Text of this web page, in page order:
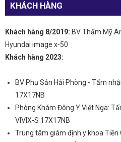
KHÁCH HÀNG
Khách hàng 8/2019: BV Thẩm Mỹ
Hyundai image x-50
Khách hàng 2023:
BV Phụ Sản Hải Phòng - Tấm
17X17NB
Phòng Khám Đông Y Việt Nga:
VIVIX-S 17X17NB
Trung tâm giám định y khoa Tiền